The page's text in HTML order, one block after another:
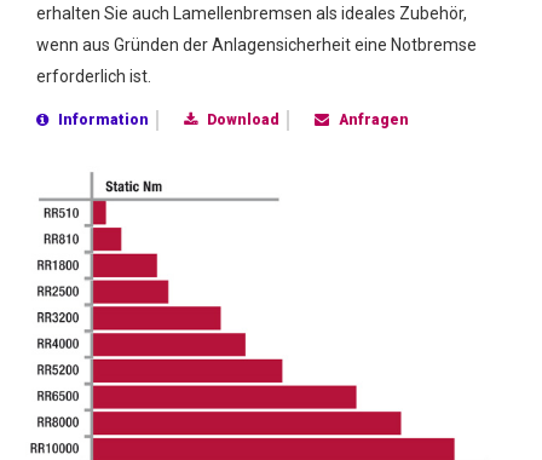
erhalten Sie auch Lamellenbremsen als ideales Zubehör,
wenn aus Gründen der Anlagensicherheit eine Notbremse
erforderlich ist.
Information Download Anfragen